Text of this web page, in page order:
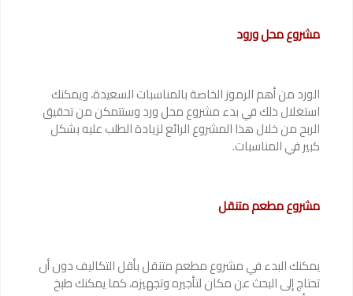
مشروع محل ورود
الورد من أهم الرموز الخاصة بالمناسبات السعيدة، ويمكنك
استغلال ذلك في بدء مشروع محل ورد وستتمكن من تحقيق
الربح من خلال هذا المشروع الرائع لزيادة الطلب عليه بشكل
كبير في المناسبات.
مشروع مطعم متنقل
يمكنك البدء في مشروع مطعم متنقل بأقل التكاليف دون أن
تحتاج إلى البحث عن مكان لتأجيره وتجهيزه، كما يمكنك طبخ